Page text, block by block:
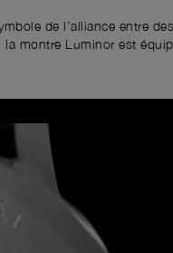
de l’alliance entre
la montre Luminor est